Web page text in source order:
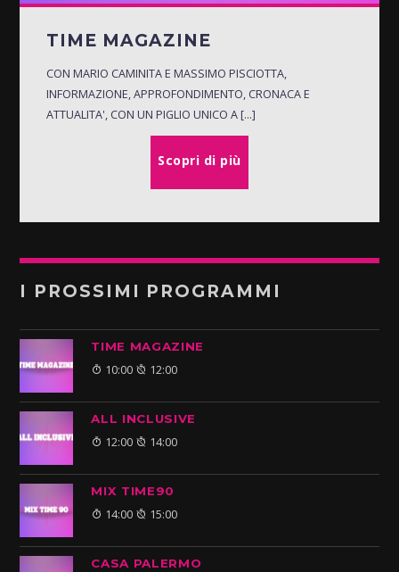
TIME MAGAZINE
CON MARIO CAMINITA E MASSIMO PISCIOTTA,
INFORMAZIONE, APPROFONDIMENTO, CRONACA E
ATTUALITA', CON UN PIGLIO UNICO A [...]
Scopri di più
I PROSSIMI PROGRAMMI
TIME MAGAZINE
10:00 12:00
ALL INCLUSIVE
12:00 14:00
MIX TIME90
14:00 15:00
CASA PALERMO